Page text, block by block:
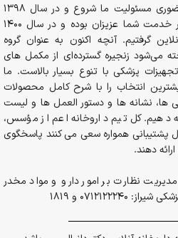
از سال 1394در قالب داروخانه حضوری مسئولیت ما شروع و در سال 1398
داروخانه به صورت شبانه روزی در خدمت شما عزیزان بوده و در سال 1400
گرفتیم. آنچه اکنون به عنوان گروه
می‌شود زنجیره گسترده‌ای از مکمل های
پزشکی با تنوع بسیار بالاست. ما
انتخاب را با شرح کامل محصولات
ها، نشانه ها و دستور العمل ها و لیست
دهیم. کل تیم داروخانه اعم از مؤسس،
پشتیبانی همواره سعی می کنند پاسخگوی
دهند.
نظارت بر امور دارو و مواد مخدر
و 1819